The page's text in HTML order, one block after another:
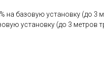
на базовую установку (до 3
установку (до 3 метров